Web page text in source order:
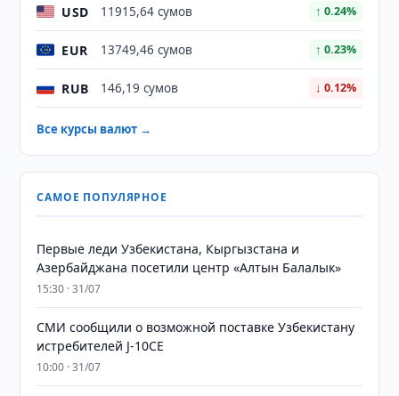
USD 11915,64 сумов ↑ 0.24%
EUR 13749,46 сумов ↑ 0.23%
RUB 146,19 сумов ↓ 0.12%
Все курсы валют →
САМОЕ ПОПУЛЯРНОЕ
Первые леди Узбекистана, Кыргызстана и
Азербайджана посетили центр «Алтын Балалык»
15:30 · 31/07
СМИ сообщили о возможной поставке Узбекистану
истребителей J-10CE
10:00 · 31/07